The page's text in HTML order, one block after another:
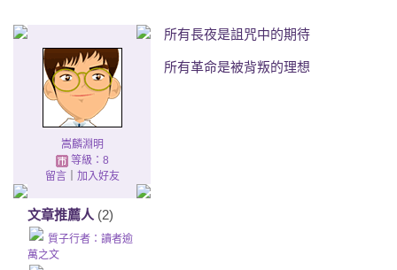
嵩麟淵明
等級：8
留言｜ 加入好友
文章推薦人 (2)
質子行者：讀者逾
萬之文
所有長夜是詛咒中的期待
所有革命是被背叛的理想